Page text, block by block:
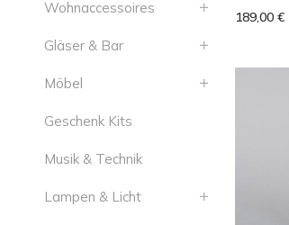
189,00€
Wohnaccessoires
Gläser & Bar
Möbel
Geschenk Kits
Musik & Technik
Lampen & Licht